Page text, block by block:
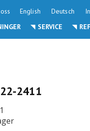
English Deutsch
SERVICE
2411